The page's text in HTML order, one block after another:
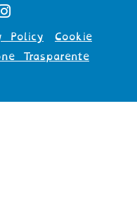
Policy
Cookie
Trasparente